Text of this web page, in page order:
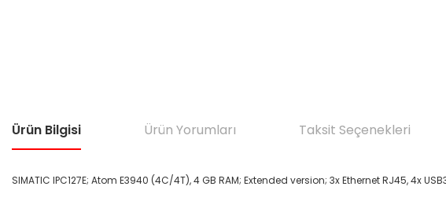
Ürün Bilgisi Ürün Yorumları Taksit Seçenekleri
SIMATIC IPC127E; Atom E3940 (4C/4T), 4 GB RAM; Extended version; 3x Ethernet RJ45, 4x